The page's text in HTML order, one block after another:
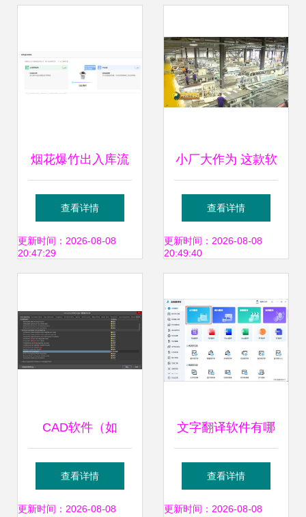
Price Settings in
Task B)
烟花爆竹出入库流
程图详解 助力安全
管理软件设计
查看详情
更新时间：2026-08-08
20:47:29
小厂大作为 这款软
件让全球80多个国
家争相抢购
查看详情
更新时间：2026-08-08
20:49:40
CAD软件（如
Altium Designer）
编译原理图的深度
查看详情
更新时间：2026-08-08
文字翻译软件有哪
些？这三款又好用
又方便，你值得拥
查看详情
更新时间：2026-08-08